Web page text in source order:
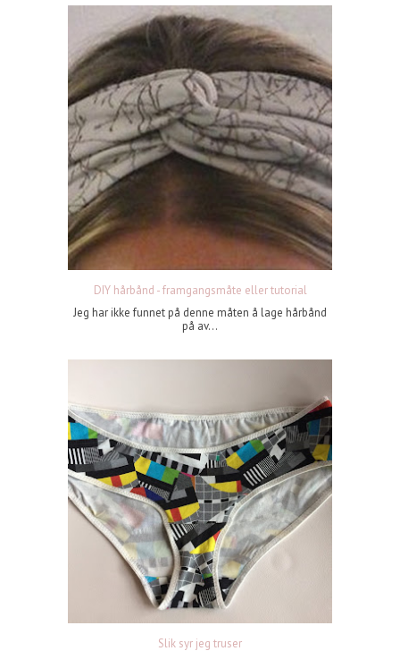
DIY hårbånd - framgangsmåte eller tutorial
Jeg har ikke funnet på denne måten å lage hårbånd
på av...
Slik syr jeg truser